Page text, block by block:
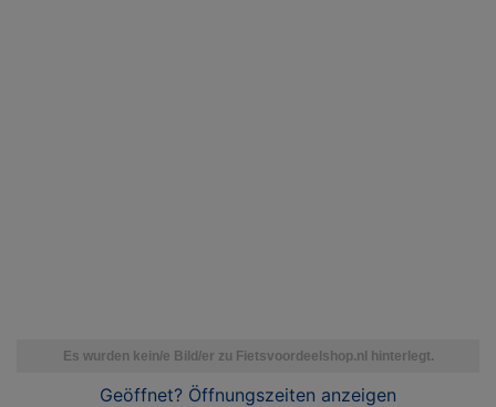
Geöffnet? Öffnungszeiten anzeigen